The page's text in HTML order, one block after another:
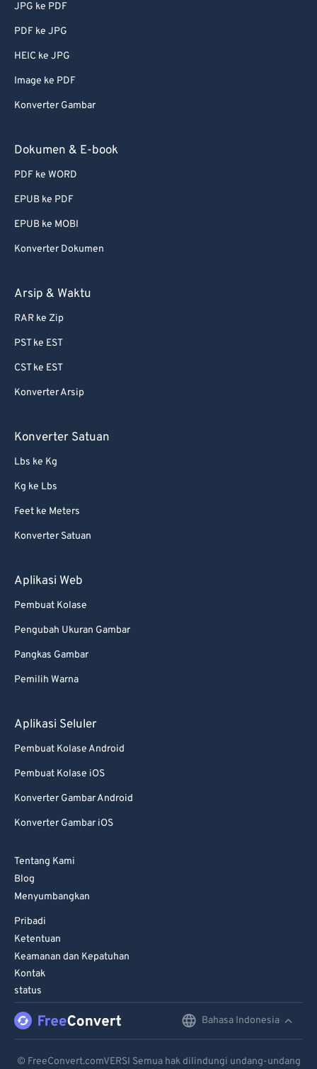
JPG ke PDF
PDF ke JPG
HEIC ke JPG
Image ke PDF
Konverter Gambar
Dokumen & E-book
PDF ke WORD
EPUB ke PDF
EPUB ke MOBI
Konverter Dokumen
Arsip & Waktu
RAR ke Zip
PST ke EST
CST ke EST
Konverter Arsip
Konverter Satuan
Lbs ke Kg
Kg ke Lbs
Feet ke Meters
Konverter Satuan
Aplikasi Web
Pembuat Kolase
Pengubah Ukuran Gambar
Pangkas Gambar
Pemilih Warna
Aplikasi Seluler
Pembuat Kolase Android
Pembuat Kolase iOS
Konverter Gambar Android
Konverter Gambar iOS
Tentang Kami
Blog
Menyumbangkan
Pribadi
Ketentuan
Keamanan dan Kepatuhan
Kontak
status
Bahasa Indonesia
© FreeConvert.comVERSI Semua hak dilindungi undang-undang